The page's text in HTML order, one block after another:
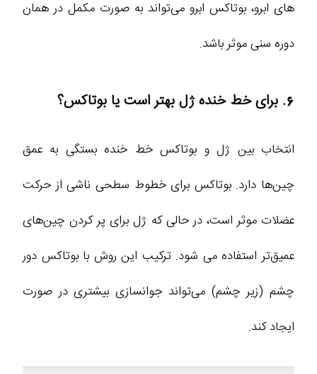
های ابرو، بوتاکس ابرو می‌تواند به صورت مکمل در همان
دوره سنی موثر باشد.
6. برای خط خنده ژل بهتر است یا بوتاکس؟
انتخاب بین ژل و بوتاکس خط خنده بستگی به عمق
چین‌ها دارد. بوتاکس برای خطوط سطحی ناشی از حرکت
عضلات موثر است، در حالی‌ که ژل برای پر کردن چین‌های
عمیق‌تر استفاده می‌ شود. ترکیب این روش با بوتاکس دور
چشم (زیر چشم) می‌تواند جوانسازی بیشتری در صورت
ایجاد کند.